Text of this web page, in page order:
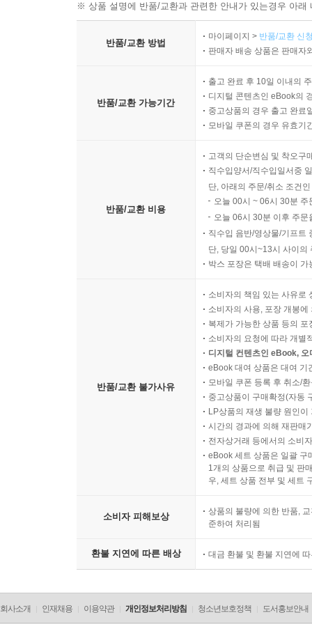
※ 상품 설명에 반품/교환과 관련한 안내가 있는경우 아
반품/교환 방법
마이페이지 > 반품/교환 신
판매자 배송 상품은 판매자
반품/교환 가능기간
출고 완료 후 10일 이내의
디지털 콘텐츠인 eBook의
중고상품의 경우 출고 완료
모바일 쿠폰의 경우 유효기
반품/교환 비용
고객의 단순변심 및 착오구
직수입양서/직수입일서중
단, 아래의 주문/취소 조건
오늘 00시 ~ 06시 30분
오늘 06시 30분 이후 주
직수입 음반/영상물/기프트
단, 당일 00시~13시 사이의
박스 포장은 택배 배송이
반품/교환 불가사유
소비자의 책임 있는 사유로
소비자의 사용, 포장 개봉
복제가 가능한 상품 등의
소비자의 요청에 따라 개별
디지털 컨텐츠인 eBook,
eBook 대여 상품은 대여 기
모바일 쿠폰 등록 후 취소/
중고상품이 구매확정(자동
LP상품의 재생 불량 원인
시간의 경과에 의해 재판매
전자상거래 등에서의 소비
eBook 세트 상품은 일괄 구
1개의 상품으로 취급 및 판
우, 세트 상품 전부 및 세트
소비자 피해보상
상품의 불량에 의한 반품,
준하여 처리됨
환불 지연에 따른 배상 대금 환불 및 환불 지연에
회사소개 인재채용 이용약관 개인정보처리방침 청소년보호정책 도서홍보안내